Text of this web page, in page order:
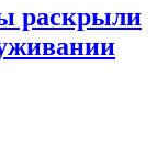
раскрыли